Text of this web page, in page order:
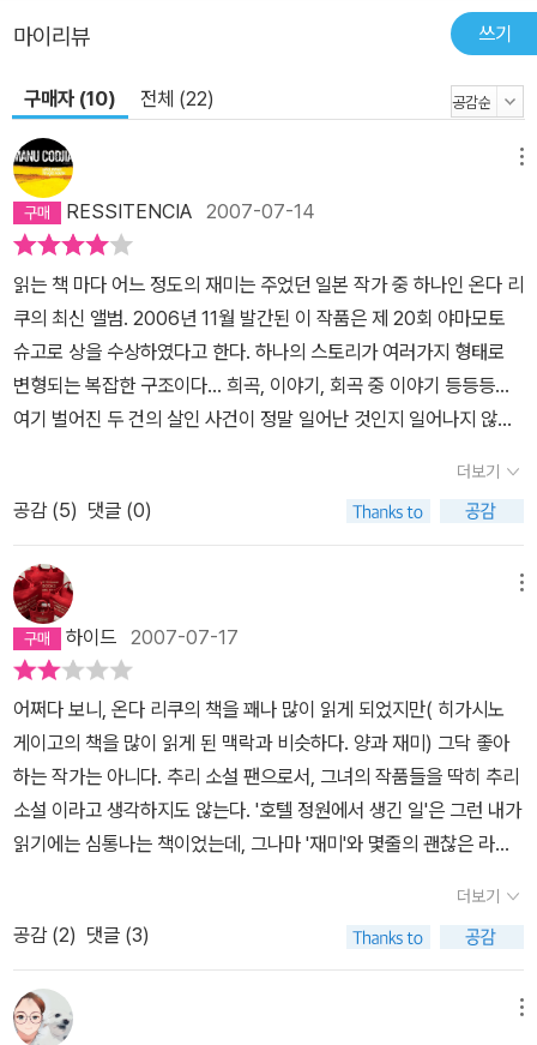
마이리뷰 쓰기
구매자 (10) 전체 (22)
RESSITENCIA 2007-07-14
읽는 책 마다 어느 정도의 재미는 주었던 일본 작가 중 하나인 온다 리
쿠의 최신 앨범. 2006년 11월 발간된 이 작품은 제 20회 야마모토
슈고로 상을 수상하였다고 한다. 하나의 스토리가 여러가지 형태로
변형되는 복잡한 구조이다... 희곡, 이야기, 회곡 중 이야기 등등등...
여기 벌어진 두 건의 살인 사건이 정말 일어난 것인지 일어나지 않은
을 만들어내었다. 지금까지 읽었던 온다 리쿠의 작품과는 느낌이 조
금 틀리다... 대중적이기 보다는 좀 더 문학적으로 변했다고 할 수 있
을까? 그럼에도 처음부터 끝까지 한 번에 읽을 수 있을 만큼의 힘은
여전히 지닌 작품이라 생각된다.
더보기
공감 (5) 댓글 (0)
하이드 2007-07-17
어쩌다 보니, 온다 리쿠의 책을 꽤나 많이 읽게 되었지만( 히가시노
게이고의 책을 많이 읽게 된 맥락과 비슷하다. 양과 재미) 그닥 좋아
하는 작가는 아니다. 추리 소설 팬으로서, 그녀의 작품들을 딱히 추리
소설 이라고 생각하지도 않는다. '호텔 정원에서 생긴 일'은 그런 내가
읽기에는 심통나는 책이었는데, 그나마 '재미'와 몇줄의 괜찮은 라인
할 바를 몰랐다. 덮느냐, 읽어치우느냐, 그것이 문제로다. 재미없음의
가장 큰 이유는 소설이 희곡의 형식을 띄고 있다는건데, 소설의 반 이
상이 연극 대본, 그것도 1인극 대본으로 이루어진다. 설상가상으로 한
가지 사건이 계속해서 조금씩 다르게 끝도 없이, 지루하게 반복된다.
더보기
공감 (2) 댓글 (3)